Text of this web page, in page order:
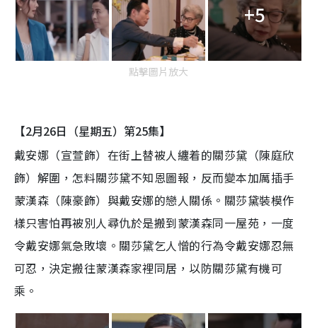
+5
點擊圖片放大
【2月26日（星期五）第25集】
戴安娜（宣萱飾）在街上替被人纏着的關莎黛（陳庭欣
飾）解圍，怎料關莎黛不知恩圖報，反而變本加厲插手
蒙漢森（陳豪飾）與戴安娜的戀人關係。關莎黛裝模作
樣只害怕再被別人尋仇於是搬到蒙漢森同一屋苑，一度
令戴安娜氣急敗壞。關莎黛乞人憎的行為令戴安娜忍無
可忍，決定搬往蒙漢森家裡同居，以防關莎黛有機可
乘。